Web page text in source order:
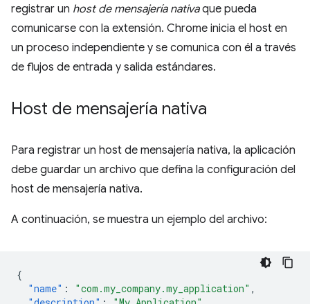
registrar un host de mensajería nativaque pueda
comunicarse con la extensión. Chrome inicia el host en
un proceso independiente y se comunica con él a través
de flujos de entrada y salida estándares.
Host de mensajería nativa
Para registrar un host de mensajería nativa, la aplicación
debe guardar un archivo que defina la configuración del
host de mensajería nativa.
A continuación, se muestra un ejemplo del archivo:
{
"name" : "com.my_company.my_application" ,